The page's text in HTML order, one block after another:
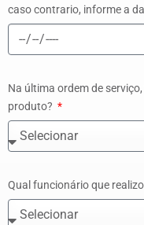
caso contrario, informe a
Na última ordem de
produto?
Qual funcionário que